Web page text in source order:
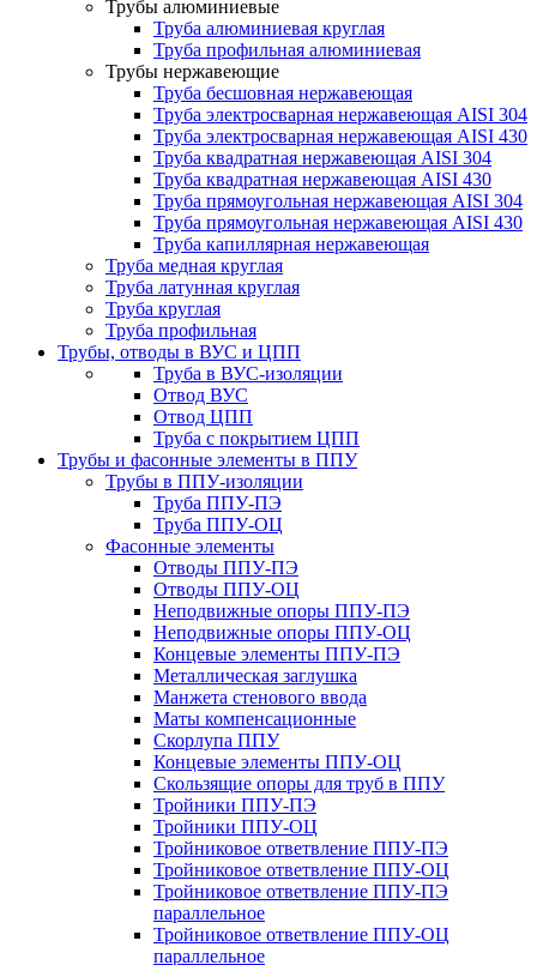
Трубы алюминиевые
Труба алюминиевая круглая
Труба профильная алюминиевая
Трубы нержавеющие
Труба бесшовная нержавеющая
Труба электросварная нержавеющая AISI 304
Труба электросварная нержавеющая AISI 430
Труба квадратная нержавеющая AISI 304
Труба квадратная нержавеющая AISI 430
Труба прямоугольная нержавеющая AISI 304
Труба прямоугольная нержавеющая AISI 430
Труба капиллярная нержавеющая
Труба медная круглая
Труба латунная круглая
Труба круглая
Труба профильная
Трубы, отводы в ВУС и ЦПП
Труба в ВУС-изоляции
Отвод ВУС
Отвод ЦПП
Труба с покрытием ЦПП
Трубы и фасонные элементы в ППУ
Трубы в ППУ-изоляции
Труба ППУ-ПЭ
Труба ППУ-ОЦ
Фасонные элементы
Отводы ППУ-ПЭ
Отводы ППУ-ОЦ
Неподвижные опоры ППУ-ПЭ
Неподвижные опоры ППУ-ОЦ
Концевые элементы ППУ-ПЭ
Металлическая заглушка
Манжета стенового ввода
Маты компенсационные
Скорлупа ППУ
Концевые элементы ППУ-ОЦ
Скользящие опоры для труб в ППУ
Тройники ППУ-ПЭ
Тройники ППУ-ОЦ
Тройниковое ответвление ППУ-ПЭ
Тройниковое ответвление ППУ-ОЦ
Тройниковое ответвление ППУ-ПЭ
параллельное
Тройниковое ответвление ППУ-ОЦ
параллельное